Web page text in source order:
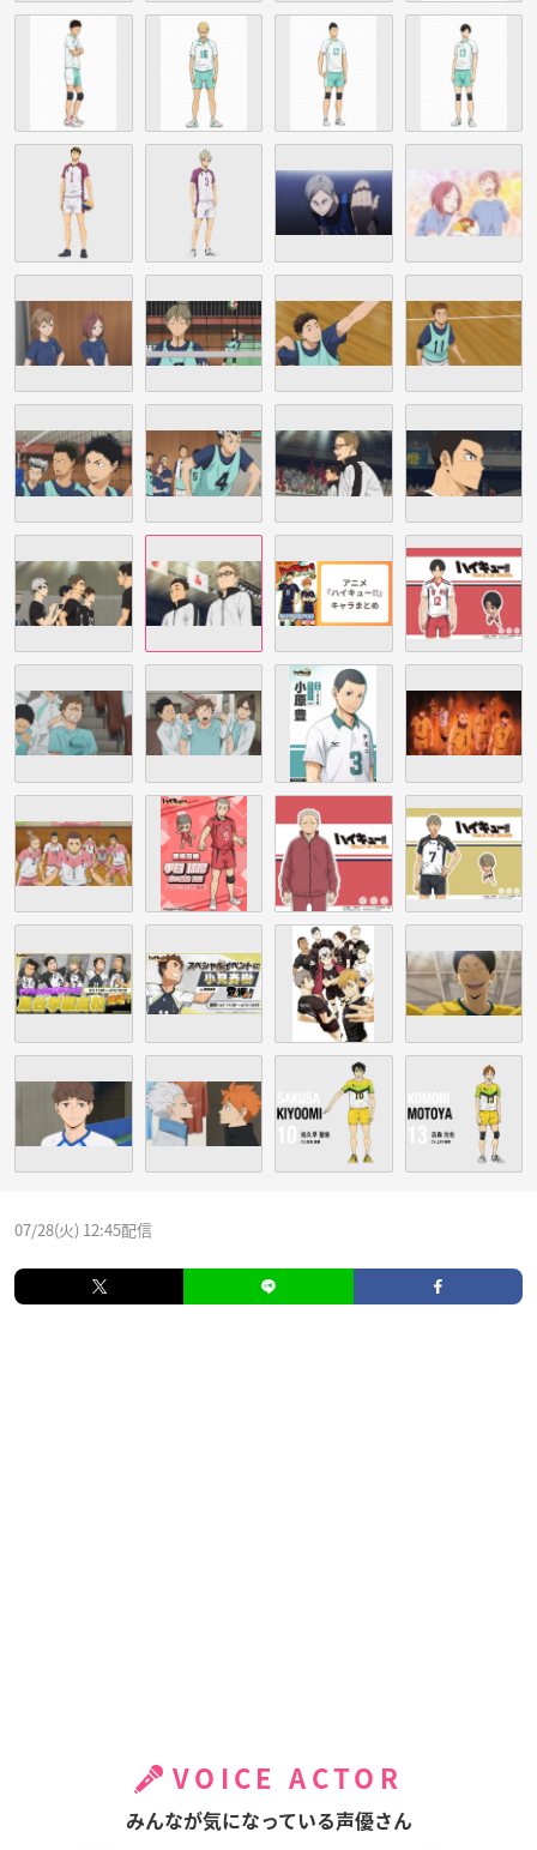
07/28(火) 12:45配信
VOICE ACTOR
みんなが気になっている声優さん